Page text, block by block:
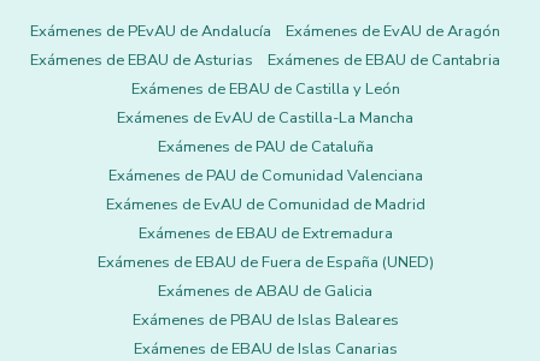
Exámenes de PEvAU de Andalucía
Exámenes de EvAU de Aragón
Exámenes de EBAU de Asturias
Exámenes de EBAU de Cantabria
Exámenes de EBAU de Castilla y León
Exámenes de EvAU de Castilla-La Mancha
Exámenes de PAU de Cataluña
Exámenes de PAU de Comunidad Valenciana
Exámenes de EvAU de Comunidad de Madrid
Exámenes de EBAU de Extremadura
Exámenes de EBAU de Fuera de España (UNED)
Exámenes de ABAU de Galicia
Exámenes de PBAU de Islas Baleares
Exámenes de EBAU de Islas Canarias